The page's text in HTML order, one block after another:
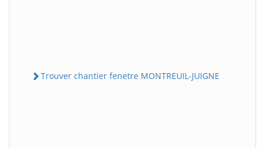
Trouver chantier fenetre MONTREUIL-JUIGNE